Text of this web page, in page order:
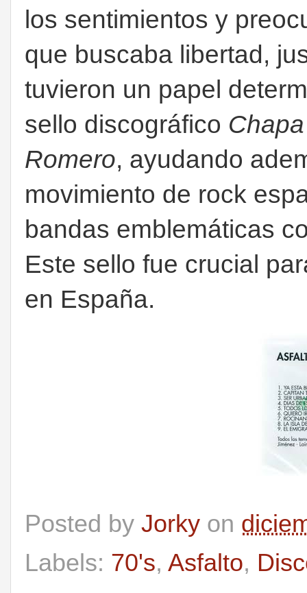
los sentimientos y
que buscaba libertad,
tuvieron un papel
sello discográfico
Romero, ayudando
movimiento de rock
bandas emblemáticas
Este sello fue crucial
en España.
Posted by Jorky on
Labels: 70's, Asfalto,